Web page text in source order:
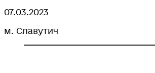
07.03.2023
м. Славутич